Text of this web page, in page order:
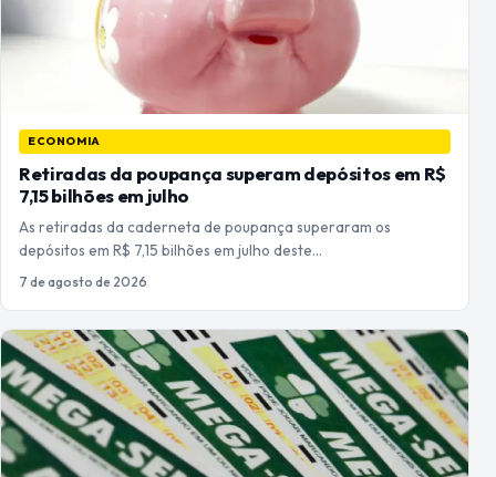
ECONOMIA
Retiradas da poupança superam depósitos em R$
7,15 bilhões em julho
As retiradas da caderneta de poupança superaram os
depósitos em R$ 7,15 bilhões em julho deste…
7 de agosto de 2026